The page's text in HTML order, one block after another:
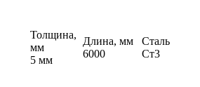
Толщина,
мм
5 мм
Длина, мм
6000
Сталь
Ст3